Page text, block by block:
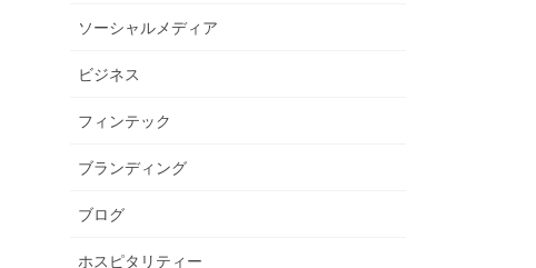
ソーシャルメディア
ビジネス
フィンテック
ブランディング
ブログ
ホスピタリティー